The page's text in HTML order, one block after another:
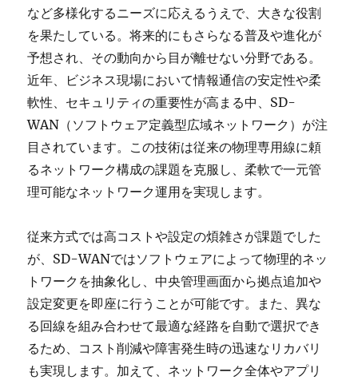
など多様化するニーズに応えるうえで、大きな役割
を果たしている。将来的にもさらなる普及や進化が
予想され、その動向から目が離せない分野である。
近年、ビジネス現場において情報通信の安定性や柔
軟性、セキュリティの重要性が高まる中、SD-
WAN（ソフトウェア定義型広域ネットワーク）が注
目されています。この技術は従来の物理専用線に頼
るネットワーク構成の課題を克服し、柔軟で一元管
理可能なネットワーク運用を実現します。
従来方式では高コストや設定の煩雑さが課題でした
が、SD-WANではソフトウェアによって物理的ネッ
トワークを抽象化し、中央管理画面から拠点追加や
設定変更を即座に行うことが可能です。また、異な
る回線を組み合わせて最適な経路を自動で選択でき
るため、コスト削減や障害発生時の迅速なリカバリ
も実現します。加えて、ネットワーク全体やアプリ